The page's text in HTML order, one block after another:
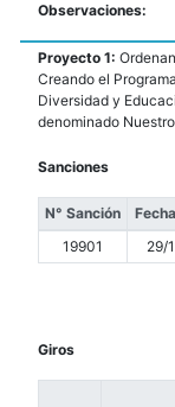
Observaciones:
Proyecto 1:
Creando el
Diversidad y
denominado
Sanciones
N° Sanción
19901
29/
Giros